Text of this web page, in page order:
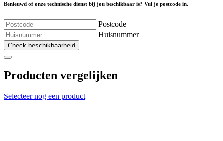
Benieuwd of onze technische dienst bij jou beschikbaar is? Vul je postcode in.
Postcode
Huisnummer
Check beschikbaarheid
Producten vergelijken
Selecteer nog een product